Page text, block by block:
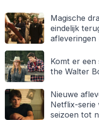
Magische
eindelijk
afleveringen
Komt er
the Walter
Nieuwe
Netflix-serie
seizoen tot